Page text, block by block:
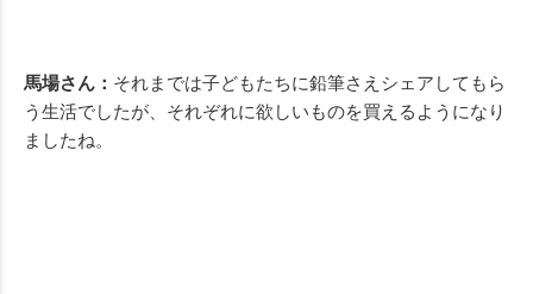
馬場さん： それまでは子どもたちに鉛筆さえシェアしてもら
う生活でしたが、それぞれに欲しいものを買えるようになり
ましたね。